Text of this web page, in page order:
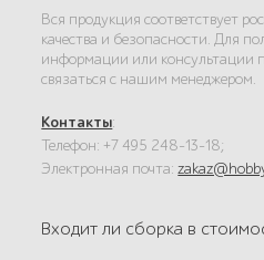
Вся продукция соответствует
качества и безопасности. Для
информации или консультации
связаться с нашим менеджером.
Контакты:
Телефон: +7 495 248-13-18;
Электронная почта:
Входит ли сборка в